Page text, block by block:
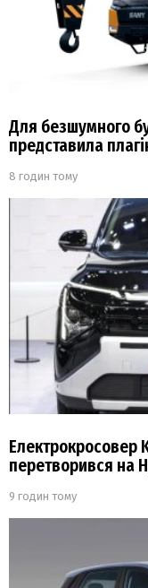
Для безшумного
представила
8 годин тому
Електрокросовер
перетворився на
9 годин тому